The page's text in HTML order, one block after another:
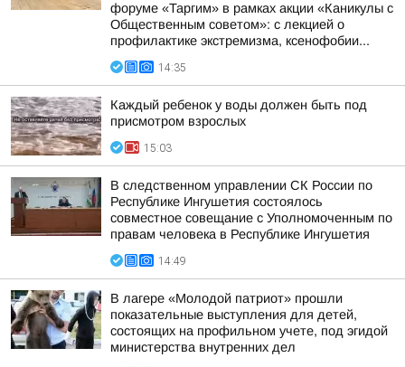
форуме «Таргим» в рамках акции «Каникулы с
Общественным советом»: с лекцией о
профилактике экстремизма, ксенофобии...
14:35
Каждый ребенок у воды должен быть под
присмотром взрослых
15:03
В следственном управлении СК России по
Республике Ингушетия состоялось
совместное совещание с Уполномоченным по
правам человека в Республике Ингушетия
14:49
В лагере «Молодой патриот» прошли
показательные выступления для детей,
состоящих на профильном учете, под эгидой
министерства внутренних дел